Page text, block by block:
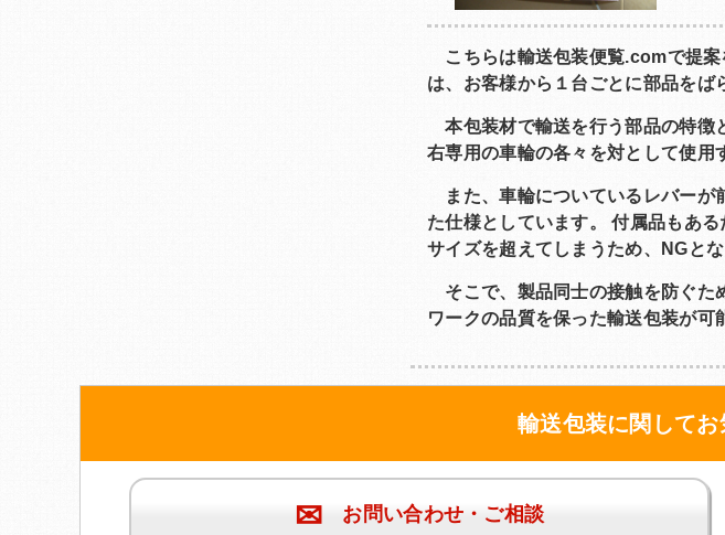
こちらは輸送包装便覧.comで提案
は、お客様から１台ごとに部品をば
本包装材で輸送を行う部品の特徴
右専用の車輪の各々を対として使用
また、車輪についているレバーが
た仕様としています。 付属品もあ
サイズを超えてしまうため、NGとな
そこで、製品同士の接触を防ぐた
ワークの品質を保った輸送包装が可
輸送包装に関してお
✉ お問い合わせ・ご相談